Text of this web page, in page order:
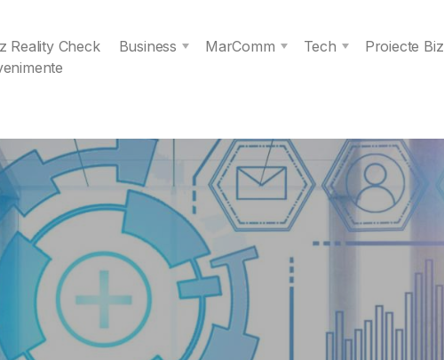
Reality Check Business MarComm Tech
Proiecte Biz